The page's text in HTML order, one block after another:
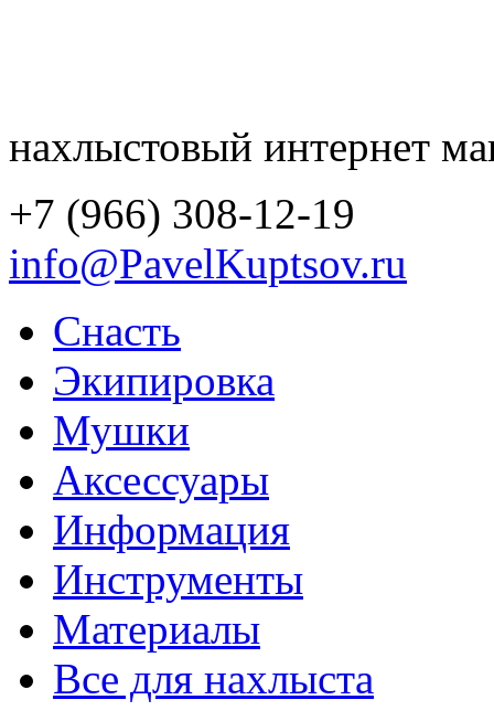
нахлыстовый интернет
+7 (966) 308-12-19
info@PavelKuptsov.ru
Снасть
Экипировка
Мушки
Аксессуары
Информация
Инструменты
Материалы
Все для нахлыста